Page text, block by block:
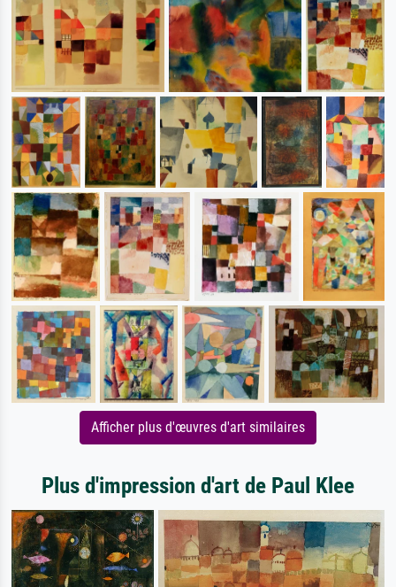
Afficher plus d'œuvres d'art similaires
Plus d'impression d'art de Paul Klee